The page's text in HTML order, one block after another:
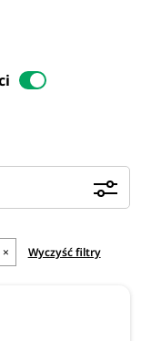
× Wyczyść filtry